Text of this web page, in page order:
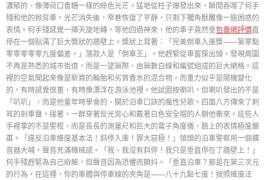
濃郁的、像薄荷口香糖一樣的綠色光芒。猛地從柱子爆發出來，瞬間吞噬了何手
殘和他的掀背車。光芒消失後，窄巷恢復了平靜，只剩下獨角獸雕像一臉困惑的
表情。何手殘感覺一陣天旋地轉，等他回過神來，他的車子竟然垂包養網評價直
停在一個貼滿了巨大獎狀的牆壁上。獎狀上寫著：「完美倒車入庫獎——第零點
零零零零零九度偏差。」落款人是「倒車王」。他趕緊從車窗探出頭，發現周圍
不再是熟悉的城市街道，而是一望無際、由無數白線和編號組成的巨大網格。這
裡的空氣聞起來像是新買的輪胎和劣質香水的混合物，而重力似乎是隨機變化
的，有時感覺很重，有時像漂浮在游泳池裡。他試圖按喇叭，但喇叭發出的不是
「叭叭」，而是他童年時學會的、關於泊車口訣的魔性兒歌。四面八方傳來了刺
耳的剎車聲，接著，一群穿著反光背心和戴著白色安全帽的人朝他衝來。這些人
手裡拿的不是警棍，而是長長的測量尺和巨大的電子角度儀，臉上的表情極度嚴
肅。「違反泊車維度基本法！斜停入庫！罪大惡極！」領頭的泊車警察用一個擴
音器大喊，聲音充滿機械感。「我、我沒有斜停！我只是垂直停在了牆壁上！」
何手殘趕緊為自己辯解，但聲音因為恐懼而顫抖。「垂直泊車？那是在第三次元
的行為，在這裡，你的車體與停車線的夾角是——八十九點七度！按照維度法